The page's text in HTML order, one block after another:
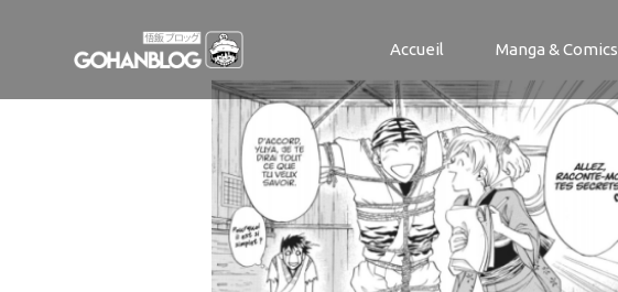
Accueil Manga & Comics
sdk-t2-4